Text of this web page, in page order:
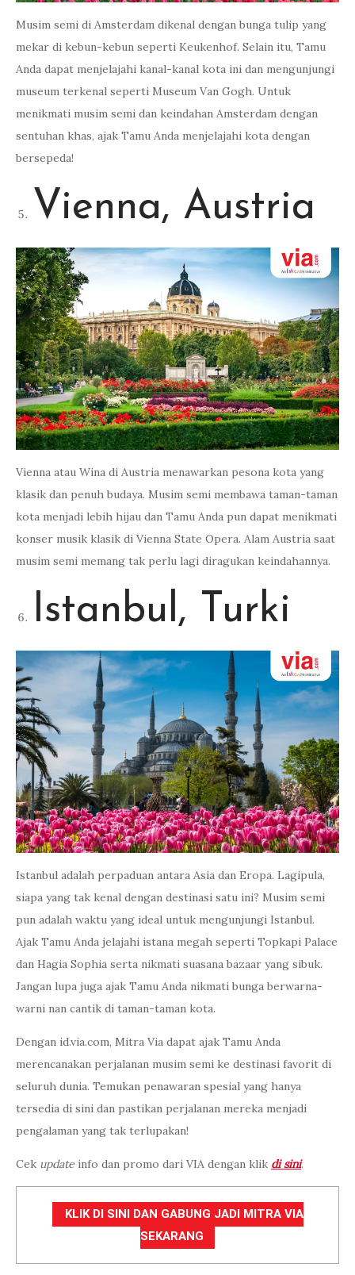
Musim semi di Amsterdam dikenal dengan bunga tulip yang
mekar di kebun-kebun seperti Keukenhof. Selain itu, Tamu
Anda dapat menjelajahi kanal-kanal kota ini dan mengunjungi
museum terkenal seperti Museum Van Gogh. Untuk
menikmati musim semi dan keindahan Amsterdam dengan
sentuhan khas, ajak Tamu Anda menjelajahi kota dengan
bersepeda!
Vienna, Austria
Vienna atau Wina di Austria menawarkan pesona kota yang
klasik dan penuh budaya. Musim semi membawa taman-taman
kota menjadi lebih hijau dan Tamu Anda pun dapat menikmati
konser musik klasik di Vienna State Opera. Alam Austria saat
musim semi memang tak perlu lagi diragukan keindahannya.
Istanbul, Turki
Istanbul adalah perpaduan antara Asia dan Eropa. Lagipula,
siapa yang tak kenal dengan destinasi satu ini? Musim semi
pun adalah waktu yang ideal untuk mengunjungi Istanbul.
Ajak Tamu Anda jelajahi istana megah seperti Topkapi Palace
dan Hagia Sophia serta nikmati suasana bazaar yang sibuk.
Jangan lupa juga ajak Tamu Anda nikmati bunga berwarna-
warni nan cantik di taman-taman kota.
Dengan id.via.com, Mitra Via dapat ajak Tamu Anda
merencanakan perjalanan musim semi ke destinasi favorit di
seluruh dunia. Temukan penawaran spesial yang hanya
tersedia di sini dan pastikan perjalanan mereka menjadi
pengalaman yang tak terlupakan!
Cek update info dan promo dari VIA dengan klik di sini.
KLIK DI SINI DAN GABUNG JADI MITRA VIA
SEKARANG